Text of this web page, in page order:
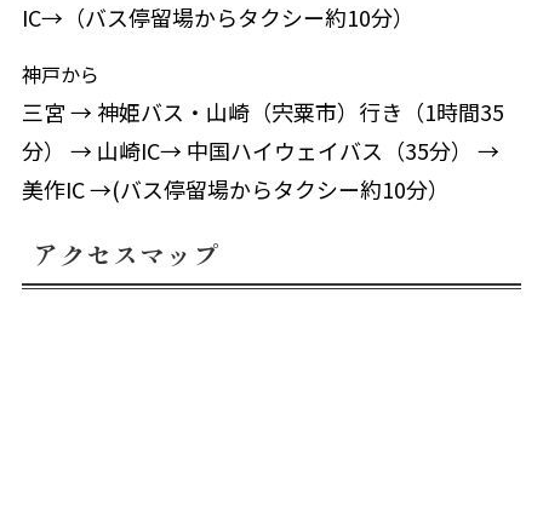
IC→（バス停留場からタクシー約10分）
神戸から
三宮 → 神姫バス・山崎（宍粟市）行き（1時間35
分） → 山崎IC→ 中国ハイウェイバス（35分） →
美作IC →(バス停留場からタクシー約10分）
アクセスマップ